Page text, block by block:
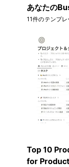
あなたの
11件のテンプレ
Top 10
for